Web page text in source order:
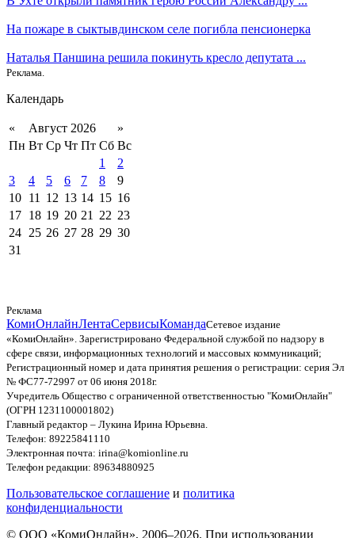
На пожаре в сыктывдинском селе погибла пенсионерка
Наталья Паншина решила покинуть кресло депутата ...
Реклама.
Календарь
« Август 2026
»
Пн Вт Ср Чт Пт Сб Вс
1
2
3
4 5 6 7 8
9
10 11 12 13 14 15 16
17 18 19 20 21 22 23
24 25 26 27 28 29 30
31
Реклама
КомиОнлайнЛентаСервисыКомандаСетевое издание
«КомиОнлайн». Зарегистрировано Федеральной службой по надзору в
сфере связи, информационных технологий и массовых коммуникаций;
Регистрационный номер и дата принятия решения о регистрации: серия Эл
№ ФС77-72997 от 06 июня 2018г.
Учредитель Общество с ограниченной ответственностью "КомиОнлайн"
(ОГРН 1231100001802)
Главный редактор – Лукина Ирина Юрьевна.
Телефон: 89225841110
Электронная почта: irina@komionline.ru
Телефон редакции: 89634880925
Пользовательское соглашение и политика
конфиденциальности
© ООО «КомиОнлайн», 2006–2026. При использовании